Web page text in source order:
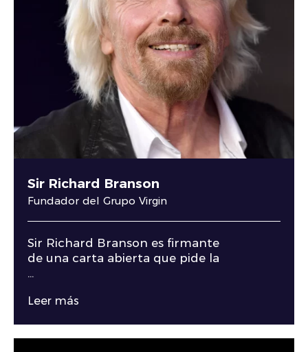
Sir Richard Branson
Fundador del Grupo Virgin
Sir Richard Branson es firmante
de una carta abierta que pide la
...
Leer más